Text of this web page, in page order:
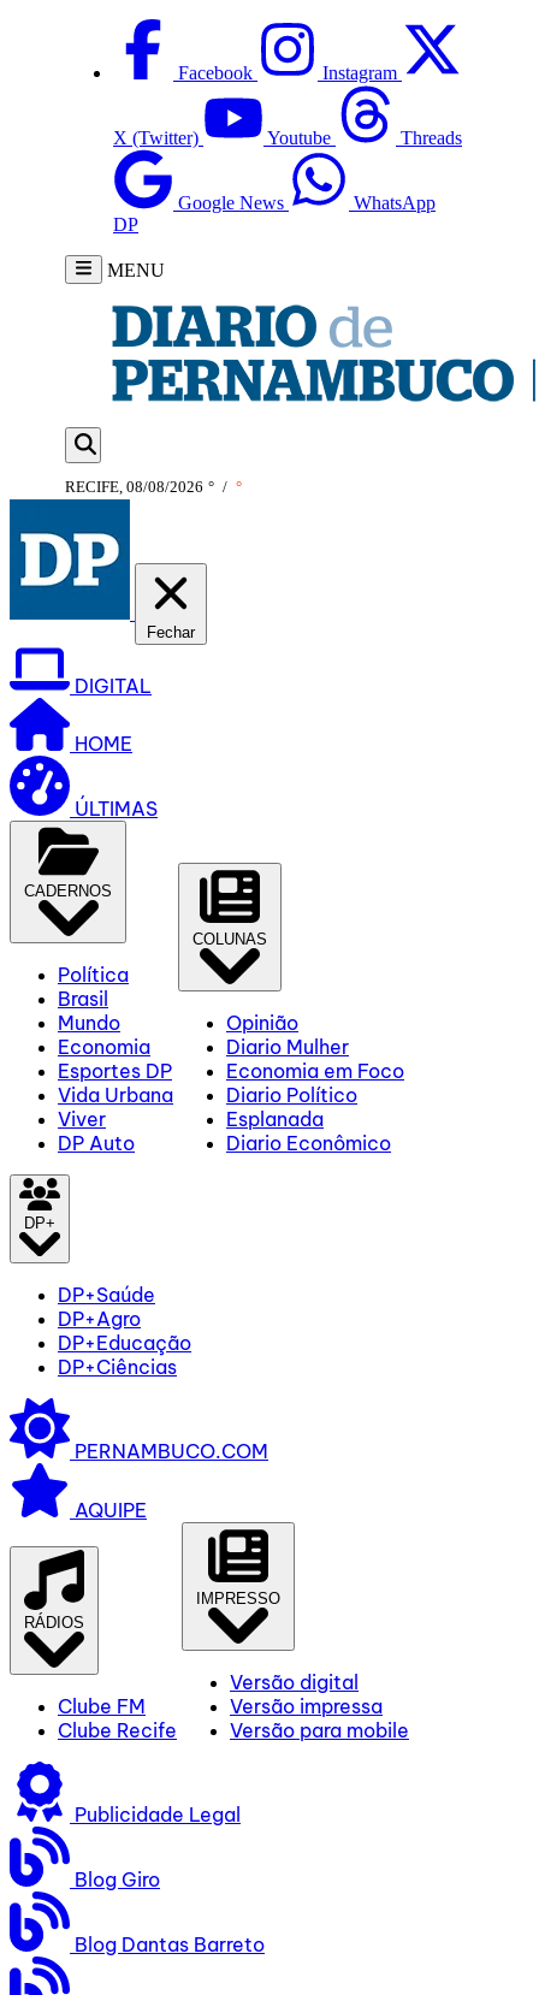
Facebook Instagram
X (Twitter) Youtube Threads
Google News
WhatsApp
DP
MENU
RECIFE, 08/08/2026 ° / °
Fechar
DIGITAL
HOME
ÚLTIMAS
CADERNOS
Política
Brasil
Mundo
Economia
Esportes DP
Vida Urbana
Viver
DP Auto
COLUNAS
Opinião
Diario Mulher
Economia em Foco
Diario Político
Esplanada
Diario Econômico
DP+
DP+Saúde
DP+Agro
DP+Educação
DP+Ciências
PERNAMBUCO.COM
AQUIPE
RÁDIOS
Clube FM
Clube Recife
IMPRESSO
Versão digital
Versão impressa
Versão para mobile
Publicidade Legal
Blog Giro
Blog Dantas Barreto